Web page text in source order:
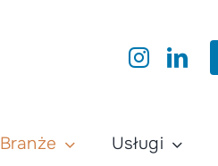
Branże Usługi